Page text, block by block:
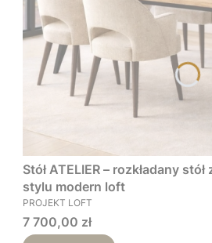
Stół ATELIER – rozkładany
stylu modern loft
PRODUCENT
PROJEKT LOFT
Cena
7 700,00 zł